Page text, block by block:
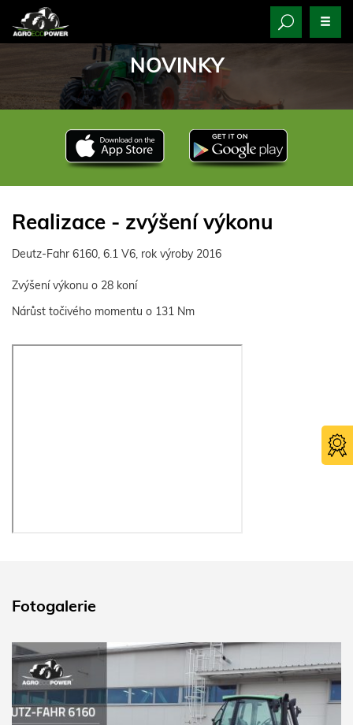
NOVINKY
Realizace - zvýšení výkonu
Deutz-Fahr 6160, 6.1 V6, rok výroby 2016
Zvýšení výkonu o 28 koní
Nárůst točivého momentu o 131 Nm
Fotogalerie